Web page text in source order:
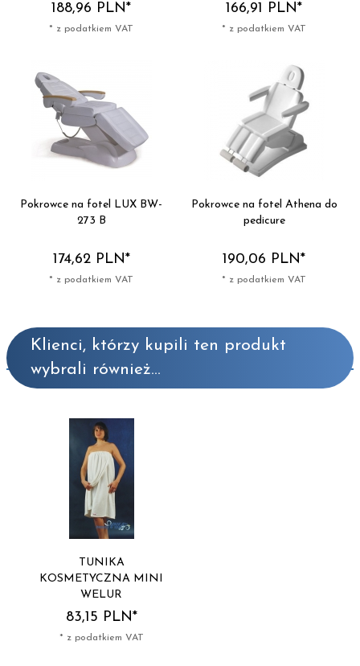
188,96 PLN*
* z podatkiem VAT
166,91 PLN*
* z podatkiem VAT
Pokrowce na fotel LUX BW-
273 B
174,62 PLN*
* z podatkiem VAT
Pokrowce na fotel Athena do
pedicure
190,06 PLN*
* z podatkiem VAT
Klienci, którzy kupili ten produkt
wybrali również...
TUNIKA
KOSMETYCZNA MINI
WELUR
83,15 PLN*
* z podatkiem VAT